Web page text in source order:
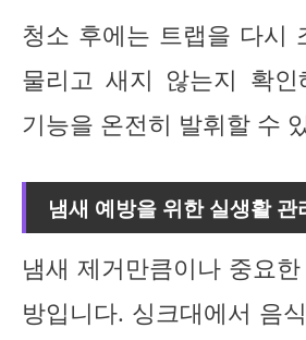
청소 후에는 트랩을 다시
물리고 새지 않는지 확
기능을 온전히 발휘할 수
냄새 예방을 위한 실생활 관
냄새 제거만큼이나 중요
방입니다. 싱크대에서 음